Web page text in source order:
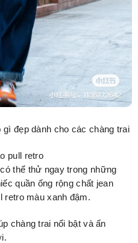
đẹp dành cho các chàng trai
pull retro
thể thử ngay trong những
quần ống rộng chất jean
retro màu xanh đậm.
chàng trai nổi bật và ấn